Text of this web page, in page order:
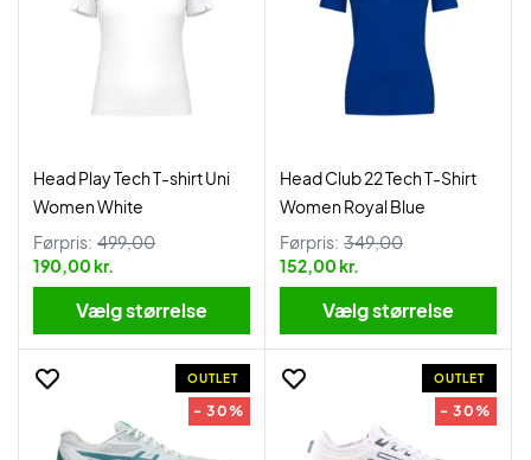
Head Play Tech T-shirt Uni
Women White
Førpris: 499,00
190,00 kr.
Vælg størrelse
Head Club 22 Tech T-Shirt
Women Royal Blue
Førpris: 349,00
152,00 kr.
Vælg størrelse
OUTLET
- 30%
OUTLET
- 30%